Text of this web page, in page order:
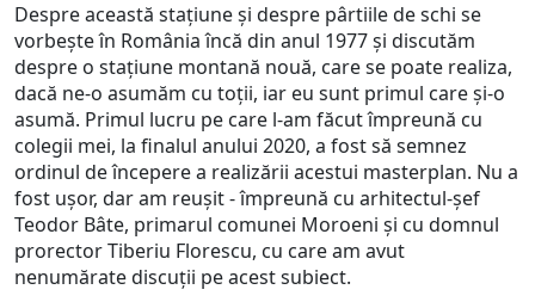
Despre această stațiune și despre pârtiile de schi se
vorbește în România încă din anul 1977 și discutăm
despre o stațiune montană nouă, care se poate realiza,
dacă ne-o asumăm cu toții, iar eu sunt primul care și-o
asumă. Primul lucru pe care l-am făcut împreună cu
colegii mei, la finalul anului 2020, a fost să semnez
ordinul de începere a realizării acestui masterplan. Nu a
fost ușor, dar am reușit - împreună cu arhitectul-șef
Teodor Bâte, primarul comunei Moroeni și cu domnul
prorector Tiberiu Florescu, cu care am avut
nenumărate discuții pe acest subiect.